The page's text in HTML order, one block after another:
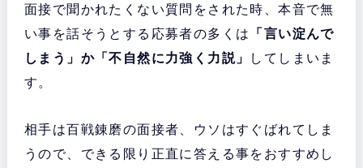
面接で聞かれたくない質問をされた時、本音で無
い事を話そうとする応募者の多くは
「言い淀んで
しまう」か「不自然に力強く力説」
してしまいま
す。
相手は百戦錬磨の面接者、ウソはすぐばれてしま
うので、できる限り正直に答える事をおすすめし